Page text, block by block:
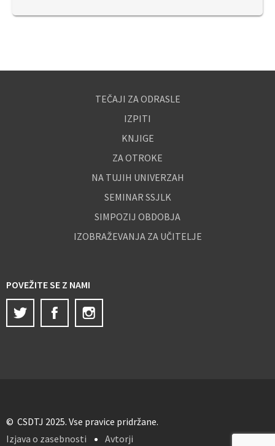
TEČAJI ZA ODRASLE
IZPITI
KNJIGE
ZA OTROKE
NA TUJIH UNIVERZAH
SEMINAR SSJLK
SIMPOZIJ OBDOBJA
IZOBRAŽEVANJA ZA UČITELJE
POVEŽITE SE Z NAMI
Twitter
Facebook
© CSDTJ 2025. Vse pravice pridržane.
Izjava o zasebnosti
Avtorji